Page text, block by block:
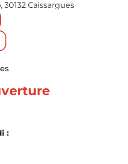
30132 Caissargues
: